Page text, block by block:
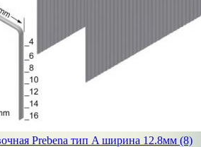
Prebena тип A ширина 12.8мм (8)